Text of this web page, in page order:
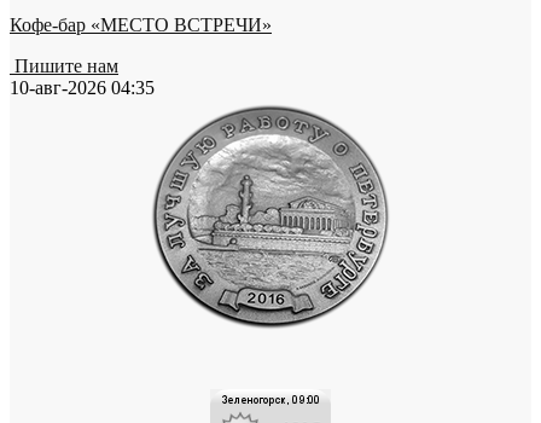
Кофе-бар «МЕСТО ВСТРЕЧИ»
Пишите нам
10-авг-2026 04:35